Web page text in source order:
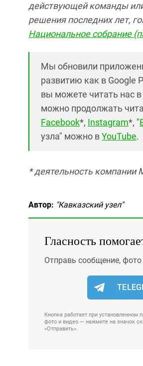
действующей команды
решения последних лет,
Национальное собрание
Мы обновили
развитию как в Google
вы можете читать нас в
можно продолжать
Facebook*, Instagram*, "
узла" можно вYouTube.
* деятельность компании
Автор: "Кавказский узел"
Гласность
Отправь сообщение, фото
Кнопка работает при
фото и видео — нажмите на значок
«Отправить».